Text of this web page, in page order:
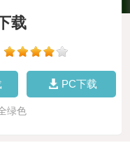
载
PC下载
绿色